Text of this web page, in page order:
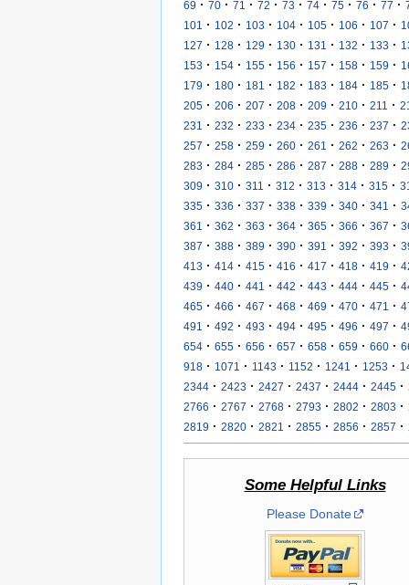
69 · 70 · 71 · 72 · 73 · 74 · 75 · 76 · 77 ·
101
· 102 · 103 · 104 · 105 · 106 · 107 ·
127 · 128 · 129 · 130 · 131 · 132 · 133 ·
153 · 154 · 155 · 156 · 157 · 158 · 159 ·
179 · 180 · 181 · 182 · 183 · 184 · 185 ·
205 · 206 · 207 · 208 · 209 · 210 · 211 ·
231
· 232 · 233 · 234 · 235 · 236 · 237 ·
257 · 258 · 259 · 260 · 261 · 262 · 263 ·
283 · 284 · 285 · 286 · 287 · 288 · 289 ·
309 · 310 · 311 · 312 · 313 · 314 · 315 ·
335 · 336 · 337 · 338 · 339 · 340 · 341 ·
361
· 362 · 363 · 364 · 365 · 366 · 367 ·
387 · 388 · 389 · 390 · 391 · 392 · 393 ·
413 · 414 · 415 · 416 · 417 · 418 · 419 ·
439 · 440 · 441 · 442 · 443 · 444 · 445 ·
465 · 466 · 467 · 468 · 469 · 470 · 471 ·
491
· 492 · 493 · 494 · 495 · 496 · 497 ·
654 · 655 · 656 · 657 · 658 · 659 · 660 ·
918 · 1071 · 1143 · 1152 · 1241 · 1253 ·
2344 · 2423 · 2427 · 2437 · 2444 · 2445 ·
2766 · 2767 · 2768 · 2793 · 2802 · 2803 ·
2819 · 2820 · 2821 · 2855 · 2856 · 2857 ·
Some Helpful Links
Please Donate